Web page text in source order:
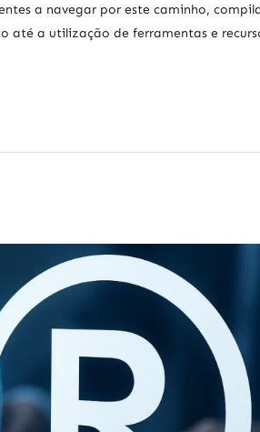
a navegar por este caminho,
até a utilização de ferramentas e